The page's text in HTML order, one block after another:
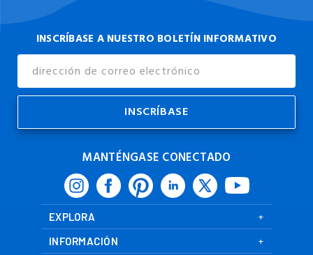
INSCRÍBASE A NUESTRO BOLETÍN INFORMATIVO
Correo
MANTÉNGASE CONECTADO
EXPLORA
INFORMACIÓN